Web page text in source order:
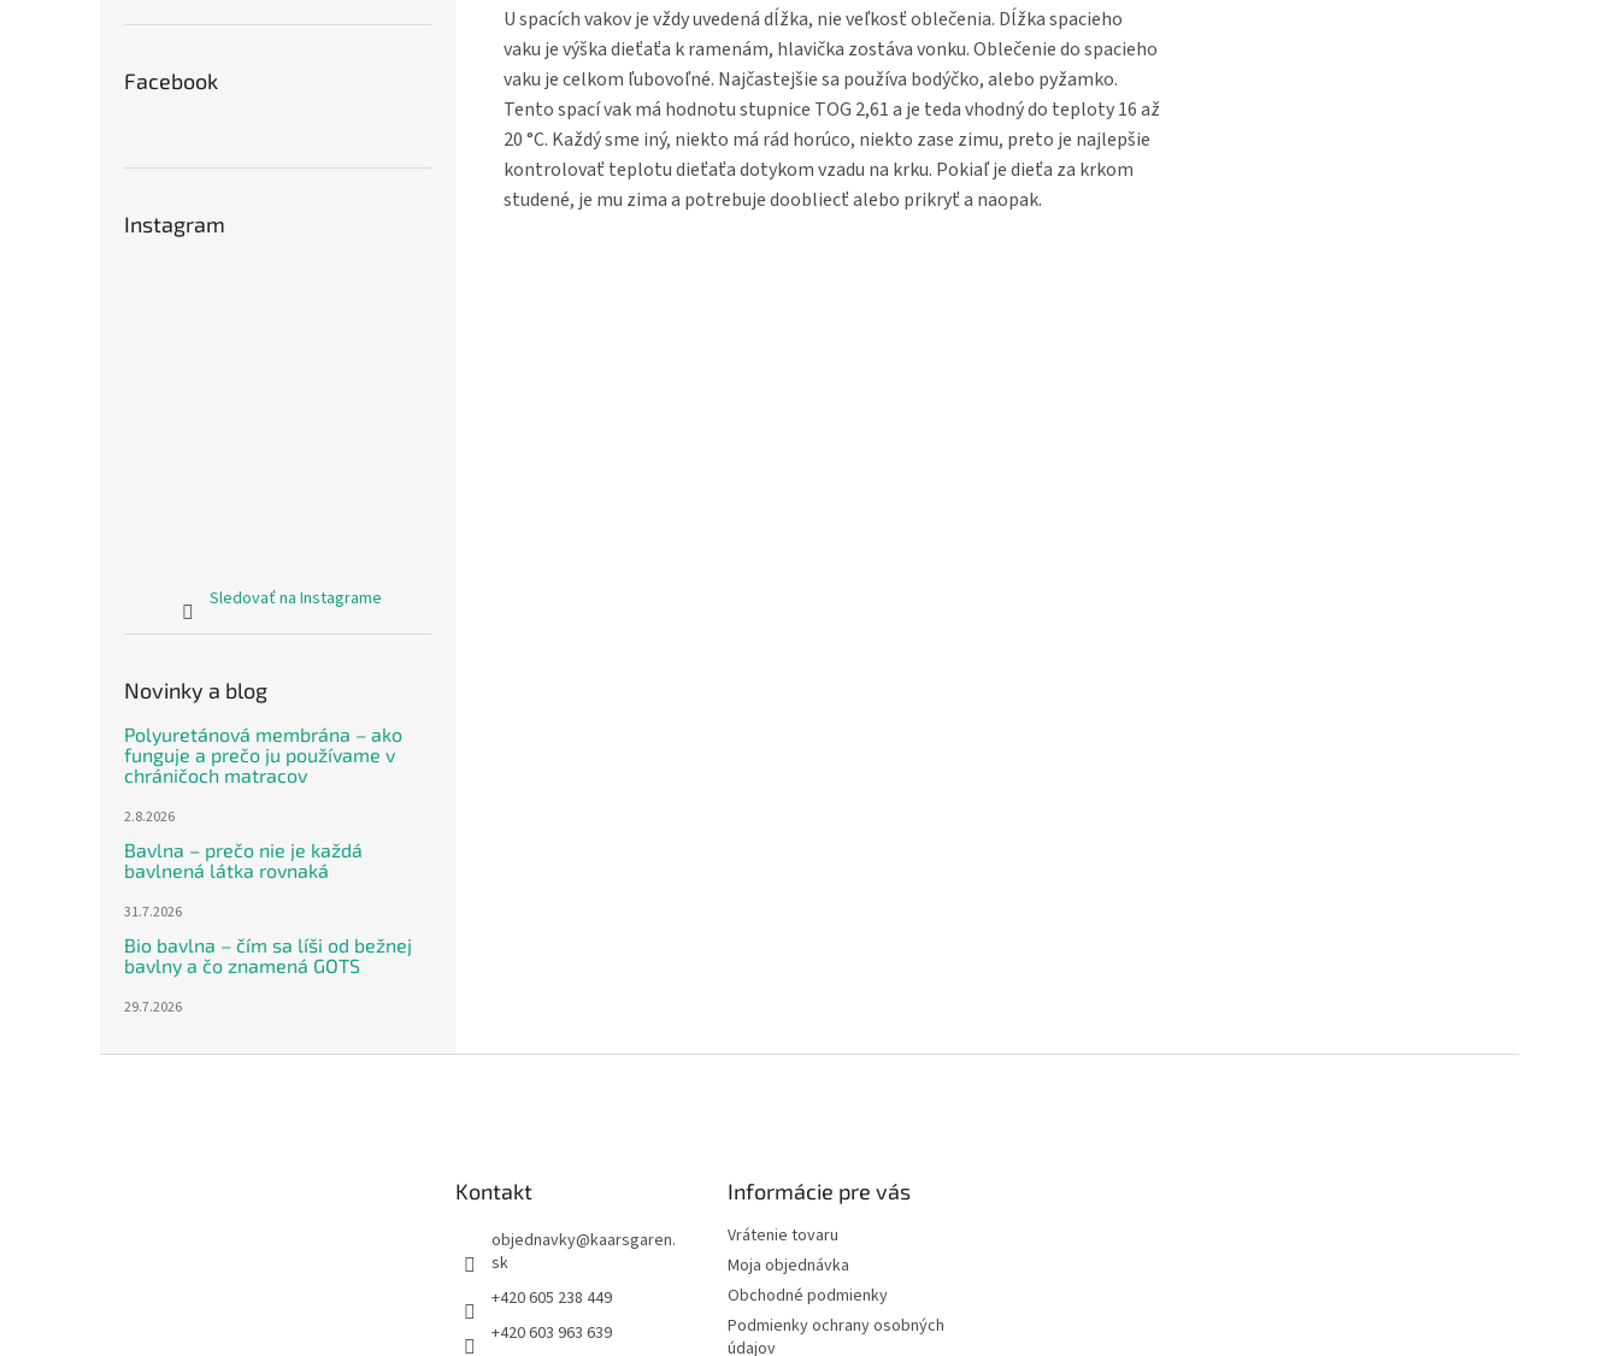
Facebook
Instagram
Sledovať na Instagrame
Novinky a blog
Polyuretánová membrána – ako
funguje a prečo ju používame v
chráničoch matracov
2.8.2026
Bavlna – prečo nie je každá
bavlnená látka rovnaká
31.7.2026
Bio bavlna – čím sa líši od bežnej
bavlny a čo znamená GOTS
29.7.2026
U spacích vakov je vždy uvedená dĺžka, nie veľkosť oblečenia. Dĺžka spacieho
vaku je výška dieťaťa k ramenám, hlavička zostáva vonku. Oblečenie do spacieho
vaku je celkom ľubovoľné. Najčastejšie sa používa bodýčko, alebo pyžamko.
Tento spací vak má hodnotu stupnice TOG 2,61 a je teda vhodný do teploty 16 až
20 °C. Každý sme iný, niekto má rád horúco, niekto zase zimu, preto je najlepšie
kontrolovať teplotu dieťaťa dotykom vzadu na krku. Pokiaľ je dieťa za krkom
studené, je mu zima a potrebuje doobliecť alebo prikryť a naopak.
Kontakt
objednavky@kaarsgaren.
sk
+420 605 238 449
+420 603 963 639
Informácie pre vás
Vrátenie tovaru
Moja objednávka
Obchodné podmienky
Podmienky ochrany osobných
údajov